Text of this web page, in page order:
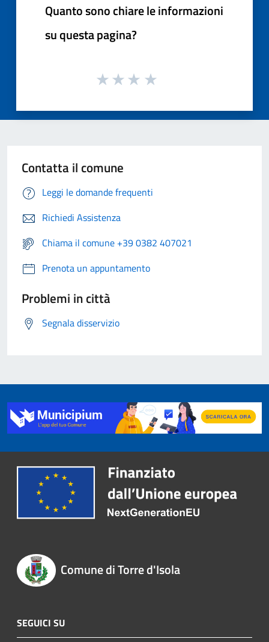
Quanto sono chiare le informazioni
su questa pagina?
Contatta il comune
Leggi le domande frequenti
Richiedi Assistenza
Chiama il comune +39 0382 407021
Prenota un appuntamento
Problemi in città
Segnala disservizio
Comune di Torre d'Isola
SEGUICI SU